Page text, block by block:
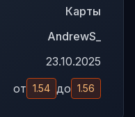
Карты
AndrewS_
23.10.2025
от 1.54 до 1.56